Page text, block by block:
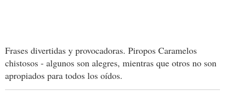
Frases divertidas y provocadoras. Piropos Caramelos
chistosos - algunos son alegres, mientras que otros no son
apropiados para todos los oídos.